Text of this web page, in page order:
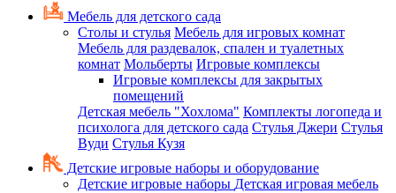
Мебель для детского сада
Столы и стулья Мебель для игровых комнат
Мебель для раздевалок, спален и туалетных
комнат Мольберты Игровые комплексы
Игровые комплексы для закрытых
помещений
Детская мебель "Хохлома" Комплекты логопеда и
психолога для детского сада Стулья Джери Стулья
Вуди Стулья Кузя
Детские игровые наборы и оборудование
Детские игровые наборы Детская игровая мебель